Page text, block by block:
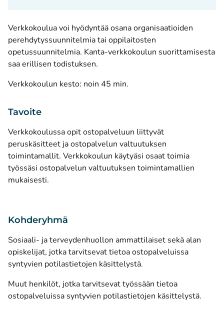
Verkkokoulua voi hyödyntää osana organisaatioiden
perehdytyssuunnitelmia tai oppilaitosten
opetussuunnitelmia. Kanta-verkkokoulun suorittamisesta
saa erillisen todistuksen.
Verkkokoulun kesto: noin 45 min.
Tavoite
Verkkokoulussa opit ostopalveluun liittyvät
peruskäsitteet ja ostopalvelun valtuutuksen
toimintamallit. Verkkokoulun käytyäsi osaat toimia
työssäsi ostopalvelun valtuutuksen toimintamallien
mukaisesti.
Kohderyhmä
Sosiaali- ja terveydenhuollon ammattilaiset sekä alan
opiskelijat, jotka tarvitsevat tietoa ostopalveluissa
syntyvien potilastietojen käsittelystä.
Muut henkilöt, jotka tarvitsevat työssään tietoa
ostopalveluissa syntyvien potilastietojen käsittelystä.